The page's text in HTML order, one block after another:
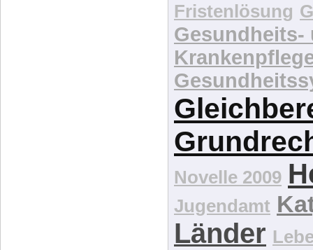
Fristenlösung
Gesundheits-
Novelle 2009
Jugendamt
Länder